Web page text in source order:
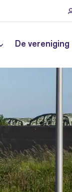
De vereniging